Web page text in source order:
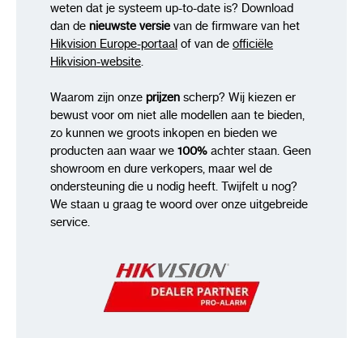
weten dat je systeem up-to-date is? Download
dan de nieuwste versievan de firmware van het
Hikvision Europe-portaal of van de officiële
Hikvision-website.
Waarom zijn onze prijzen scherp? Wij kiezen er
bewust voor om niet alle modellen aan te bieden,
zo kunnen we groots inkopen en bieden we
producten aan waar we 100% achter staan. Geen
showroom en dure verkopers, maar wel de
ondersteuning die u nodig heeft. Twijfelt u nog?
We staan u graag te woord over onze uitgebreide
service.